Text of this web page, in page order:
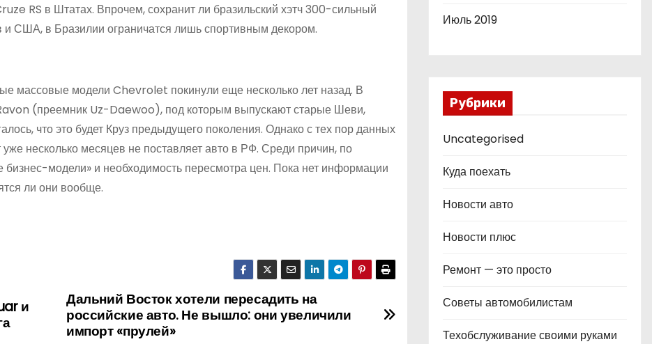
RS в Штатах. Впрочем, сохранит ли бразильский хэтч 300-сильный
и США, в Бразилии ограничатся лишь спортивным декором.
массовые модели Chevrolet покинули еще несколько лет назад. В
(преемник Uz-Daewoo), под которым выпускают старые Шеви,
что это будет Круз предыдущего поколения. Однако с тех пор данных
несколько месяцев не поставляет авто в РФ. Среди причин, по
модели» и необходимость пересмотра цен. Пока нет информации
ли они вообще.
Дальний Восток хотели пересадить на
российские авто. Не вышло: они увеличили
импорт «прулей»
и
Июль 2019
Рубрики
Uncategorised
Куда поехать
Новости авто
Новости плюс
Ремонт — это просто
Советы автомобилистам
Техобслуживание своими руками